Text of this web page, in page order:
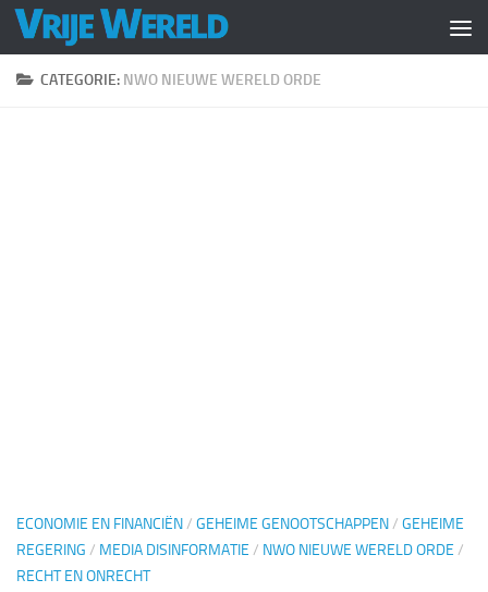
Doorgaan naar inhoud
CATEGORIE: NWO NIEUWE WERELD ORDE
ECONOMIE EN FINANCIËN/ GEHEIME GENOOTSCHAPPEN/ GEHEIME
REGERING / MEDIA DISINFORMATIE / NWO NIEUWE WERELD ORDE /
RECHT EN ONRECHT